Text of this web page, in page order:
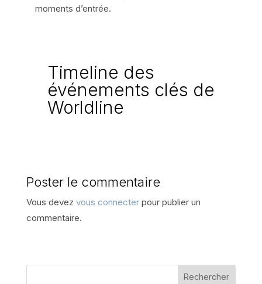
moments d’entrée.
Timeline des
événements clés de
Worldline
Poster le commentaire
Vous devez vous connecterpour publier un
commentaire.
Rechercher